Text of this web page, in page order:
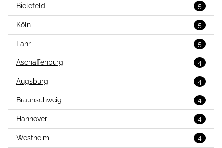
Bielefeld 5
Köln 5
Lahr 5
Aschaffenburg 4
Augsburg 4
Braunschweig 4
Hannover 4
Westheim 4